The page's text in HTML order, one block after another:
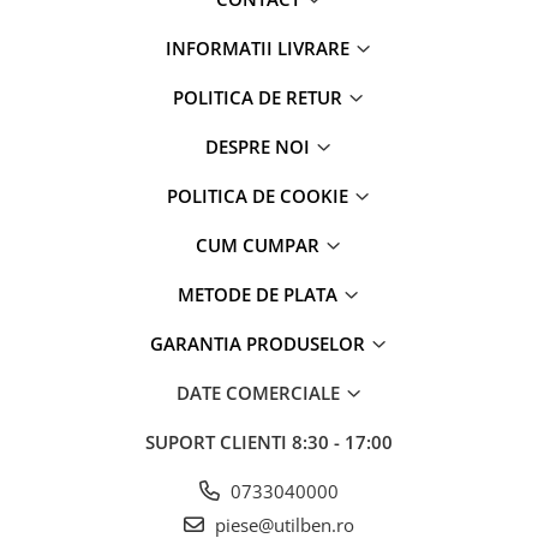
INFORMATII LIVRARE
POLITICA DE RETUR
DESPRE NOI
POLITICA DE COOKIE
CUM CUMPAR
METODE DE PLATA
GARANTIA PRODUSELOR
DATE COMERCIALE
SUPORT CLIENTI 8:30 - 17:00
0733040000
piese@utilben.ro